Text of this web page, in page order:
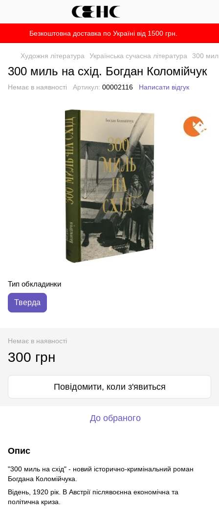
Безкоштовна доставка по Україні від 1500 грн.
Художня література Українська сучасна література 300
300 миль на схід. Богдан Коломійчук
Немає в наявності Артикул: 00002116 Написати відгук
Тип обкладинки
Тверда
Немає в наявності
300 грн
Повідомити, коли з'явиться
До обраного
Опис
"300 миль на схід" - новий історично-кримінальний роман
Богдана Коломійчука.
Відень, 1920 рік. В Австрії післявоєнна економічна та
політична криза.